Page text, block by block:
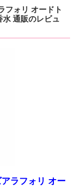
フォリ オードト
水 通販のレビュ
ラフォリ オー